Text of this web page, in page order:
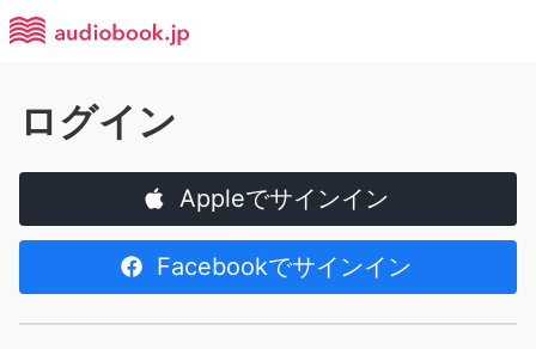
ログイン
Appleでサインイン
Facebookでサインイン